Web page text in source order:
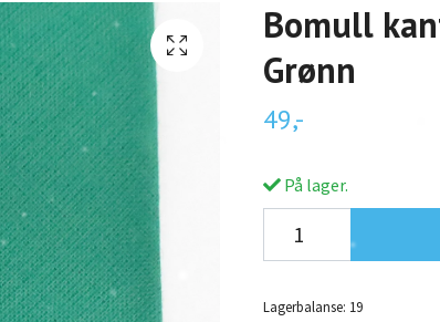
Bomull
Grønn
49,-
På lager.
Lagerbalanse: 19